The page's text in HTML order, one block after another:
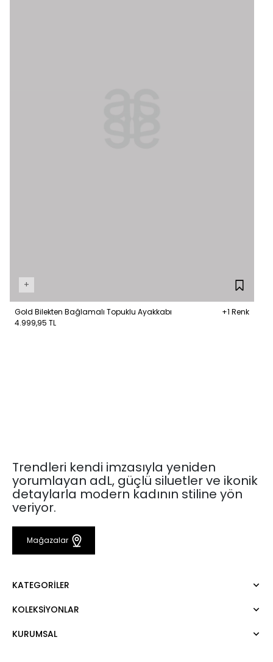
+
Gold Bilekten Bağlamalı Topuklu Ayakkabı
+1 Renk
4.999,95 TL
Trendleri kendi imzasıyla yeniden
yorumlayan adL, güçlü siluetler ve ikonik
detaylarla modern kadının stiline yön
veriyor.
Mağazalar
KATEGORILER
Elbise
KOLEKSIYONLAR
Mert Aslan
KURUMSAL